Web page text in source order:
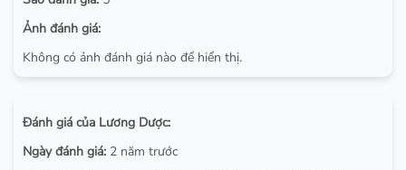
Ảnh đánh giá:
Không có ảnh đánh giá nào để hiển thị.
Đánh giá của Lương Dược:
Ngày đánh giá: 2 năm trước